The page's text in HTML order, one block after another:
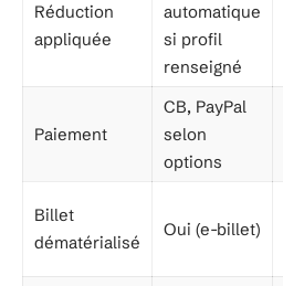
Réduction
appliquée
automatique
si profil
renseigné
Paiement
CB, PayPal
selon
options
Billet
dématérialisé
Oui (e-billet)